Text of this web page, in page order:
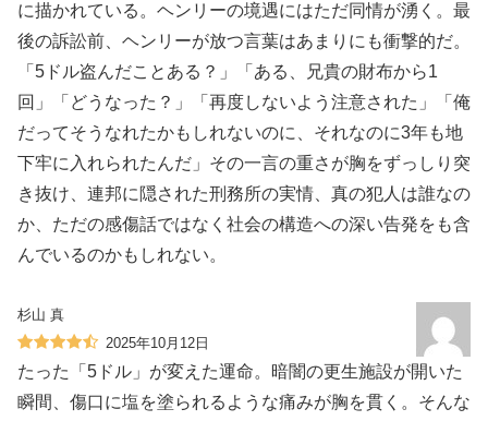
に描かれている。ヘンリーの境遇にはただ同情が湧く。最
後の訴訟前、ヘンリーが放つ言葉はあまりにも衝撃的だ。
「5ドル盗んだことある？」「ある、兄貴の財布から1
回」「どうなった？」「再度しないよう注意された」「俺
だってそうなれたかもしれないのに、それなのに3年も地
下牢に入れられたんだ」その一言の重さが胸をずっしり突
き抜け、連邦に隠された刑務所の実情、真の犯人は誰なの
か、ただの感傷話ではなく社会の構造への深い告発をも含
んでいるのかもしれない。
杉山 真
2025年10月12日
たった「5ドル」が変えた運命。暗闇の更生施設が開いた
瞬間、傷口に塩を塗られるような痛みが胸を貫く。そんな